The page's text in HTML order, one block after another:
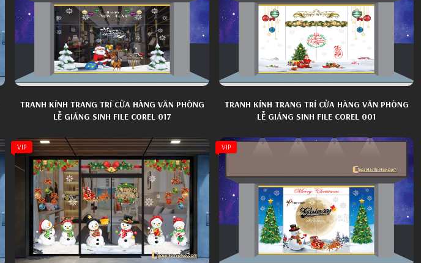
TRANH KÍNH TRANG TRÍ CỬA HÀNG VĂN PHÒNG
LỄ GIÁNG SINH FILE COREL 017
TRANH KÍNH TRANG TRÍ CỬA HÀNG VĂN PHÒNG
LỄ GIÁNG SINH FILE COREL 001
VIP VIP